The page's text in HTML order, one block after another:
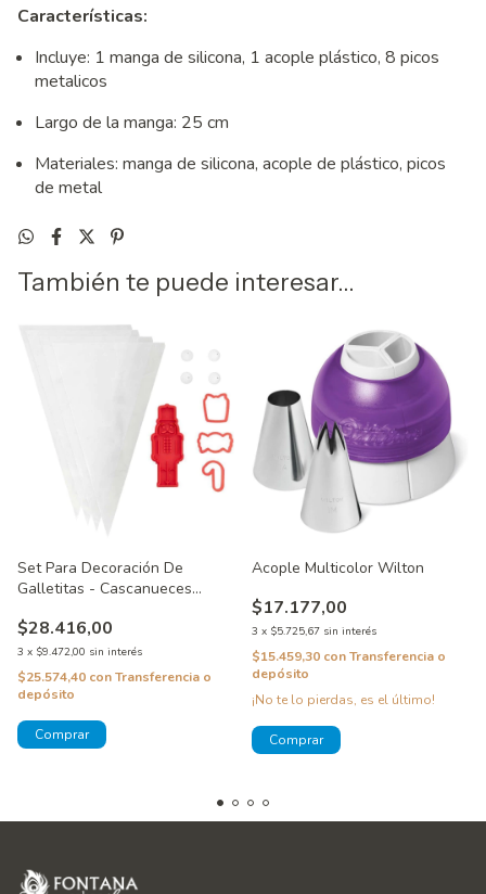
Características:
Incluye: 1 manga de silicona, 1 acople plástico, 8 picos
metalicos
Largo de la manga: 25 cm
Materiales: manga de silicona, acople de plástico, picos
de metal
También te puede interesar...
Set Para Decoración De
Galletitas - Cascanueces
$28.416,00
3 x $9.472,00 sin interés
$25.574,40 conTransferencia o
depósito
Acople Multicolor Wilton
$17.177,00
3 x $5.725,67 sin interés
$15.459,30 conTransferencia o
depósito
¡No te lo pierdas, es el último!